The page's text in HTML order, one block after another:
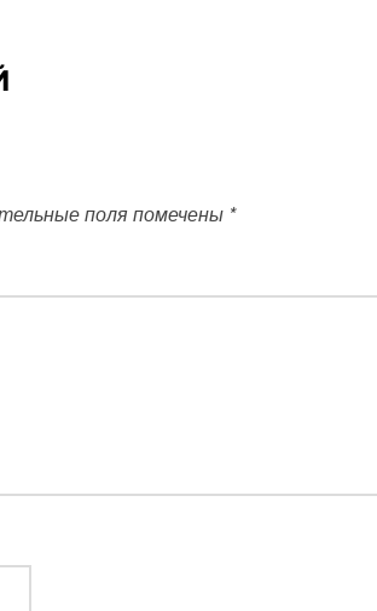
поля помечены *